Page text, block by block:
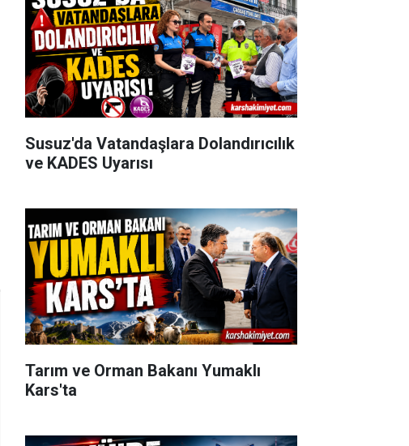
Susuz'da Vatandaşlara Dolandırıcılık
ve KADES Uyarısı
Tarım ve Orman Bakanı Yumaklı
Kars'ta